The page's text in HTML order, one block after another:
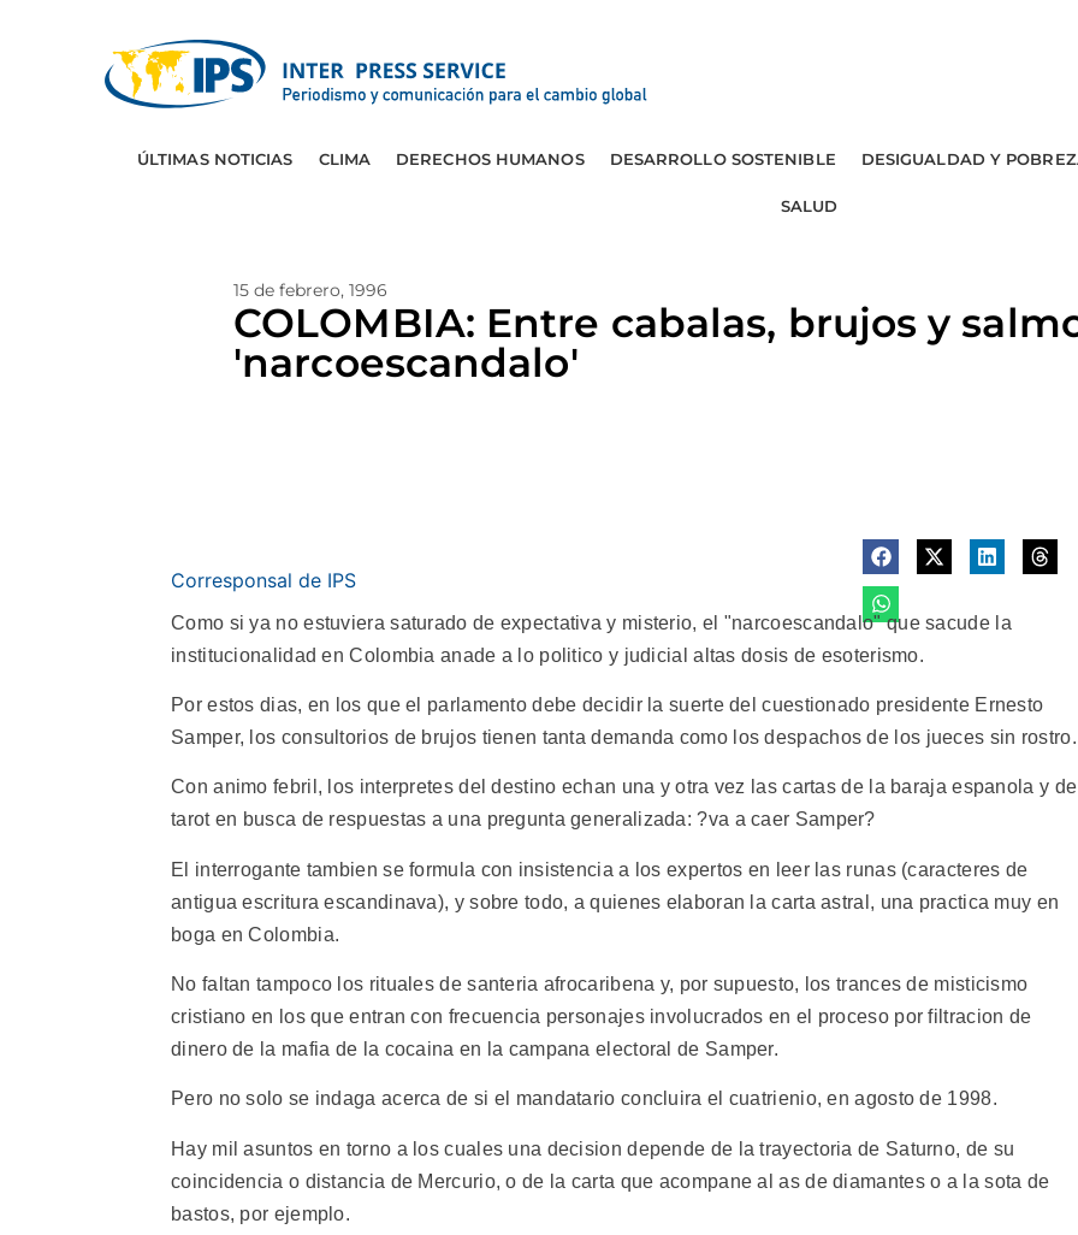
ÚLTIMAS NOTICIAS CLIMA DERECHOS HUMANOS DESARROLLO SOSTENIBLE DESIGUALDAD Y
SALUD
15 de febrero, 1996
COLOMBIA: Entre cabalas, brujos y
'narcoescandalo'
Corresponsal de IPS
Como si ya no estuviera saturado de expectativa y misterio, el "narcoescandalo" que sacude la
institucionalidad en Colombia anade a lo politico y judicial altas dosis de esoterismo.
Por estos dias, en los que el parlamento debe decidir la suerte del cuestionado presidente Ernesto
Samper, los consultorios de brujos tienen tanta demanda como los despachos de los jueces sin rostro.
Con animo febril, los interpretes del destino echan una y otra vez las cartas de la baraja espanola y
tarot en busca de respuestas a una pregunta generalizada: ?va a caer Samper?
El interrogante tambien se formula con insistencia a los expertos en leer las runas (caracteres de
antigua escritura escandinava), y sobre todo, a quienes elaboran la carta astral, una practica muy en
boga en Colombia.
No faltan tampoco los rituales de santeria afrocaribena y, por supuesto, los trances de misticismo
cristiano en los que entran con frecuencia personajes involucrados en el proceso por filtracion de
dinero de la mafia de la cocaina en la campana electoral de Samper.
Pero no solo se indaga acerca de si el mandatario concluira el cuatrienio, en agosto de 1998.
Hay mil asuntos en torno a los cuales una decision depende de la trayectoria de Saturno, de su
coincidencia o distancia de Mercurio, o de la carta que acompane al as de diamantes o a la sota de
bastos, por ejemplo.